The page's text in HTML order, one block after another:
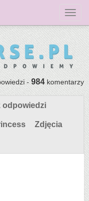
-984komentarzy
odpowiedzi
Zdjęcia